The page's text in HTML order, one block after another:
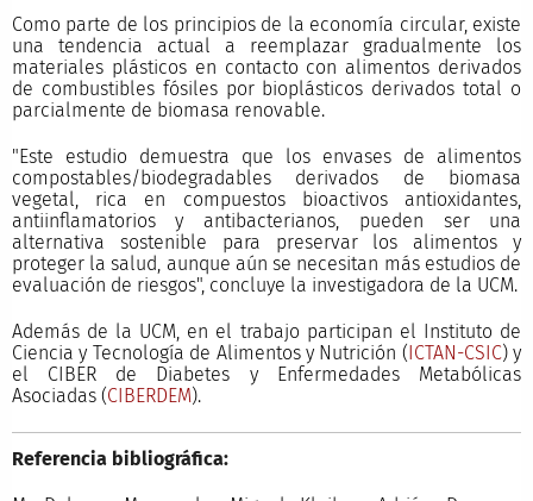
Como parte de los principios de la economía circular, existe
una tendencia actual a reemplazar gradualmente los
materiales plásticos en contacto con alimentos derivados
de combustibles fósiles por bioplásticos derivados total o
parcialmente de biomasa renovable.
"Este estudio demuestra que los envases de alimentos
compostables/biodegradables derivados de biomasa
vegetal, rica en compuestos bioactivos antioxidantes,
antiinflamatorios y antibacterianos, pueden ser una
alternativa sostenible para preservar los alimentos y
proteger la salud, aunque aún se necesitan más estudios de
evaluación de riesgos", concluye la investigadora de la UCM.
Además de la UCM, en el trabajo participan el Instituto de
Ciencia y Tecnología de Alimentos y Nutrición (ICTAN-CSIC) y
el CIBER de Diabetes y Enfermedades Metabólicas
Asociadas (CIBERDEM).
Referencia bibliográfica: